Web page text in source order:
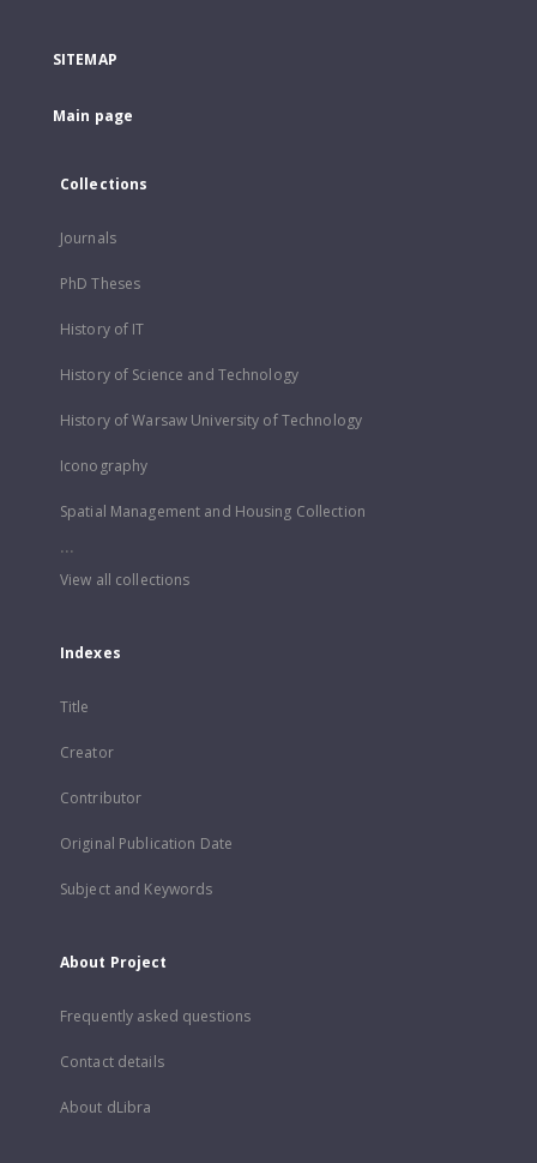
SITEMAP
Main page
Collections
Journals
PhD Theses
History of IT
History of Science and Technology
History of Warsaw University of Technology
Iconography
Spatial Management and Housing Collection
...
View all collections
Indexes
Title
Creator
Contributor
Original Publication Date
Subject and Keywords
About Project
Frequently asked questions
Contact details
About dLibra